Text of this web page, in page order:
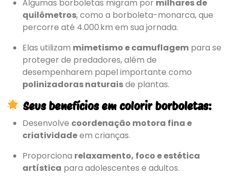
Algumas borboletas migram por milhares de
quilômetros, como a borboleta-monarca, que
percorre até 4.000 km em sua jornada.
Elas utilizam mimetismo e camuflagem para se
proteger de predadores, além de
desempenharem papel importante como
polinizadoras naturaisde plantas.
Seus benefícios em colorir borboletas:
Desenvolve coordenação motora fina e
criatividadeem crianças.
Proporciona relaxamento, foco e estética
artística para adolescentes e adultos.